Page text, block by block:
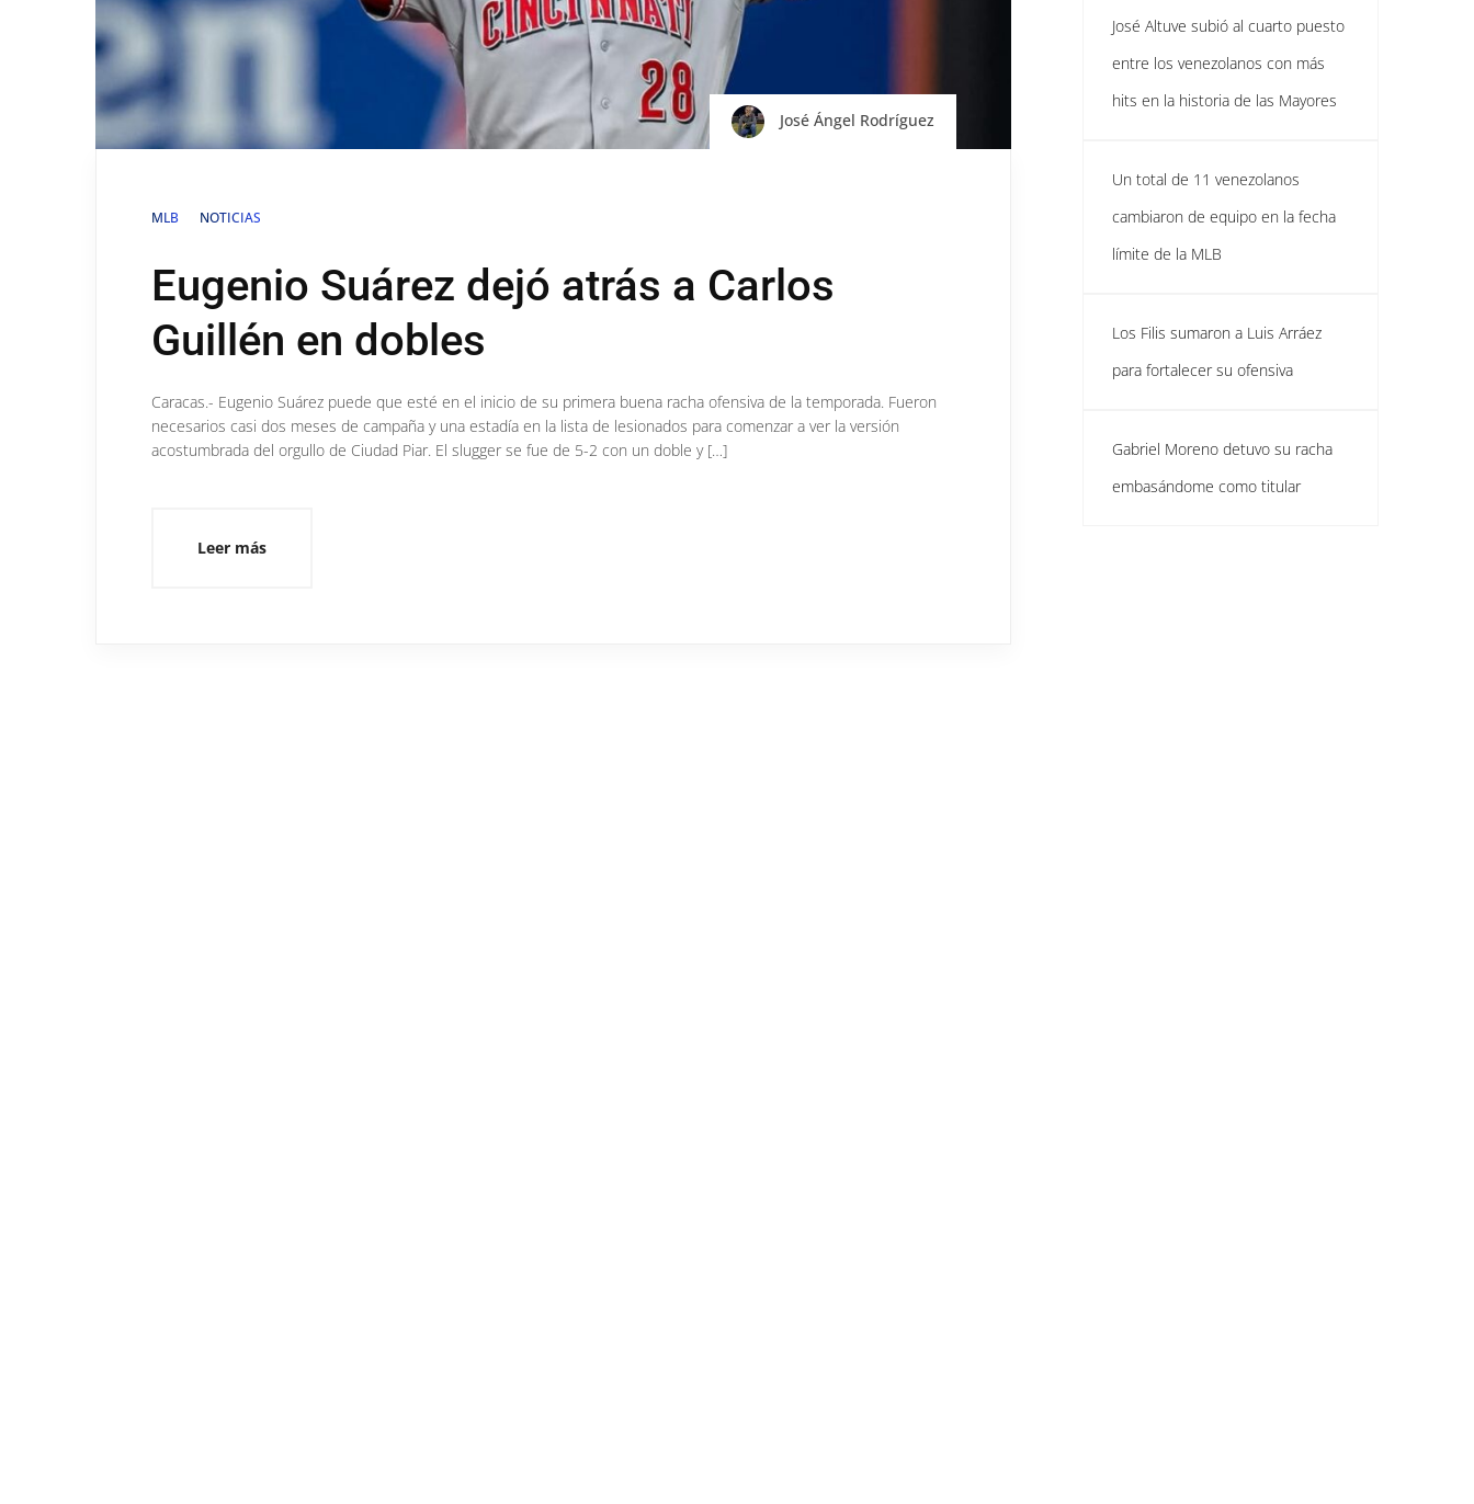
José Ángel Rodríguez
MLB NOTICIAS
Eugenio Suárez dejó atrás a Carlos
Guillén en dobles
Caracas.- Eugenio Suárez puede que esté en el inicio de su primera buena racha ofensiva de la temporada. Fueron
necesarios casi dos meses de campaña y una estadía en la lista de lesionados para comenzar a ver la versión
acostumbrada del orgullo de Ciudad Piar. El slugger se fue de 5-2 con un doble y […]
Leer más
José Altuve subió al cuarto puesto
entre los venezolanos con más
hits en la historia de las Mayores
Un total de 11 venezolanos
cambiaron de equipo en la fecha
límite de la MLB
Los Filis sumaron a Luis Arráez
para fortalecer su ofensiva
Gabriel Moreno detuvo su racha
embasándome como titular